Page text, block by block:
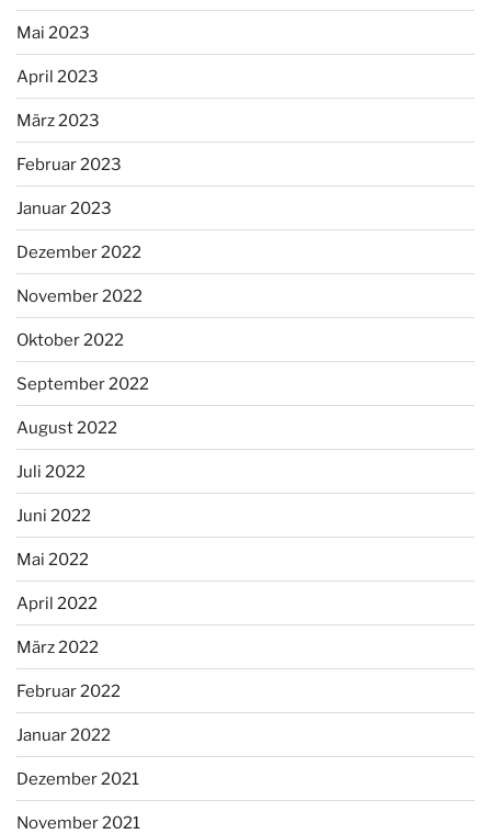
Mai 2023
April 2023
März 2023
Februar 2023
Januar 2023
Dezember 2022
November 2022
Oktober 2022
September 2022
August 2022
Juli 2022
Juni 2022
Mai 2022
April 2022
März 2022
Februar 2022
Januar 2022
Dezember 2021
November 2021